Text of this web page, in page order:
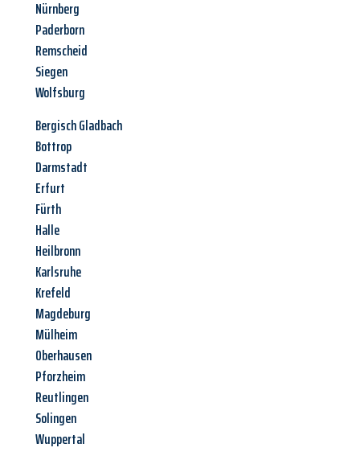
Nürnberg
Paderborn
Remscheid
Siegen
Wolfsburg
Bergisch Gladbach
Bottrop
Darmstadt
Erfurt
Fürth
Halle
Heilbronn
Karlsruhe
Krefeld
Magdeburg
Mülheim
Oberhausen
Pforzheim
Reutlingen
Solingen
Wuppertal